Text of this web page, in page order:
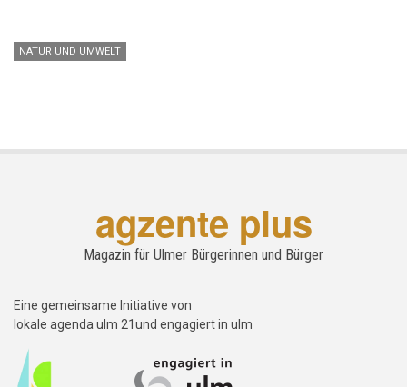
NATUR UND UMWELT
agzente plus
Magazin für Ulmer Bürgerinnen und Bürger
Eine gemeinsame Initiative von
lokale agenda ulm 21und engagiert in ulm